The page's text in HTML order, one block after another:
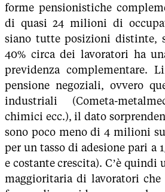
forme pensionistiche
di quasi 24 milioni di
siano tutte posizioni distinte,
40% circa dei lavoratori ha
previdenza complementare.
pensione negoziali, ovvero
industriali (Cometa-
chimici ecc.), il dato
sono poco meno di 4 milioni
per un tasso di adesione pari a
e costante crescita). C’è quindi
maggioritaria di lavoratori